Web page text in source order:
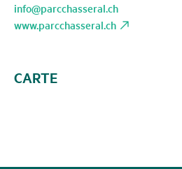
info@parcchasseral.ch
www.parcchasseral.ch
CARTE